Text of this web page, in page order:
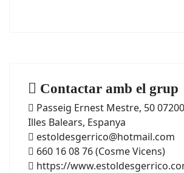
Contactar amb el grup
Passeig Ernest Mestre, 50
Illes Balears, Espanya
estoldesgerrico@hotmail.com
660 16 08 76 (Cosme Vicens)
https://